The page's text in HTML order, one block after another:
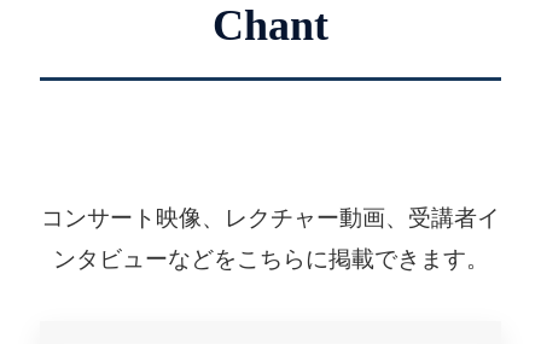
Chant
コンサート映像、レクチャー動画、受講者イ
ンタビューなどをこちらに掲載できます。